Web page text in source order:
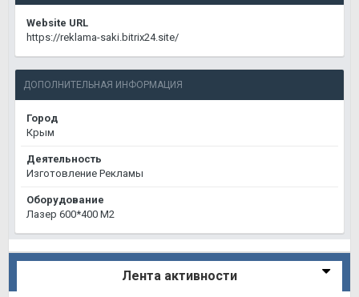
Website URL
https://reklama-saki.bitrix24.site/
ДОПОЛНИТЕЛЬНАЯ ИНФОРМАЦИЯ
Город
Крым
Деятельность
Изготовление Рекламы
Оборудование
Лазер 600*400 М2
Лента активности